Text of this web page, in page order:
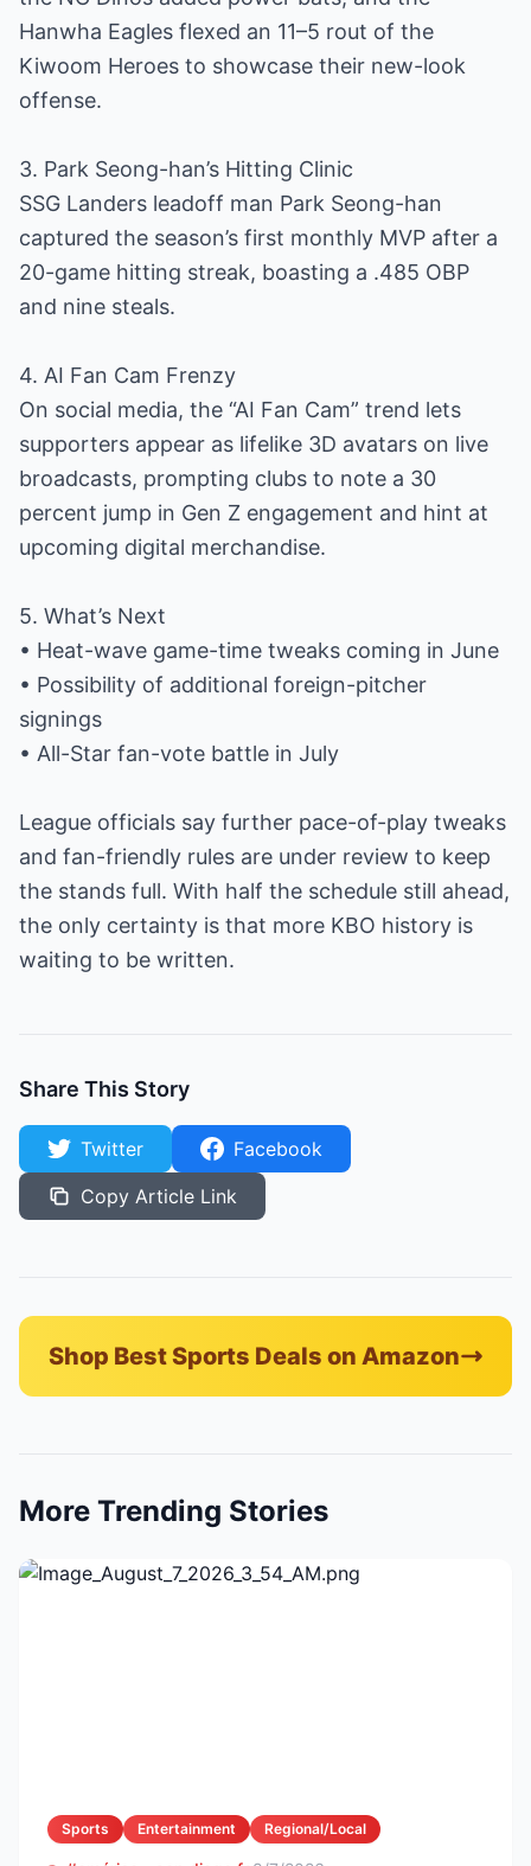
Hanwha Eagles flexed an 11–5 rout of the
Kiwoom Heroes to showcase their new-look
offense.
3. Park Seong-han’s Hitting Clinic
SSG Landers leadoff man Park Seong-han
captured the season’s first monthly MVP after a
20-game hitting streak, boasting a .485 OBP
and nine steals.
4. AI Fan Cam Frenzy
On social media, the “AI Fan Cam” trend lets
supporters appear as lifelike 3D avatars on live
broadcasts, prompting clubs to note a 30
percent jump in Gen Z engagement and hint at
upcoming digital merchandise.
5. What’s Next
• Heat-wave game-time tweaks coming in June
• Possibility of additional foreign-pitcher
signings
• All-Star fan-vote battle in July
League officials say further pace-of-play tweaks
and fan-friendly rules are under review to keep
the stands full. With half the schedule still ahead,
the only certainty is that more KBO history is
waiting to be written.
Share This Story
Twitter
Facebook
Copy Article Link
Shop Best Sports Deals on Amazon
More Trending Stories
Sports Entertainment Regional/Local